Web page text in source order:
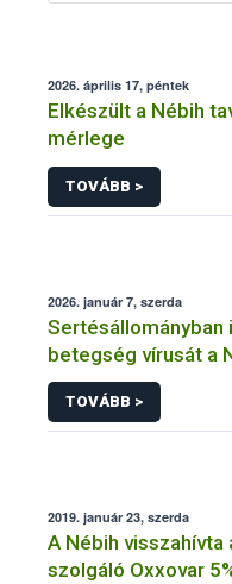
2026. április 17, péntek
Elkészült a Nébih
mérlege
TOVÁBB >
2026. január 7, szerda
Sertésállományban
betegség vírusát a
TOVÁBB >
2019. január 23, szerda
A Nébih
szolgáló Oxxovar